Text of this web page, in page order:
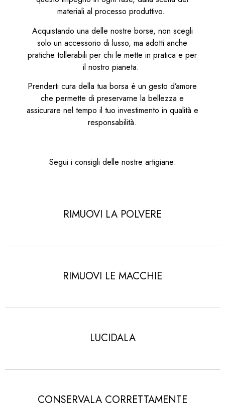
materiali al processo produttivo.
Acquistando una delle nostre borse, non scegli
solo un accessorio di lusso, ma adotti anche
pratiche tollerabili per chi le mette in pratica e per
il nostro pianeta.
Prenderti cura della tua borsa è un gesto d’amore
che permette di preservarne la bellezza e
assicurare nel tempo il tuo investimento in qualità e
responsabilità.
Segui i consigli delle nostre artigiane:
RIMUOVI LA POLVERE
RIMUOVI LE MACCHIE
LUCIDALA
CONSERVALA CORRETTAMENTE